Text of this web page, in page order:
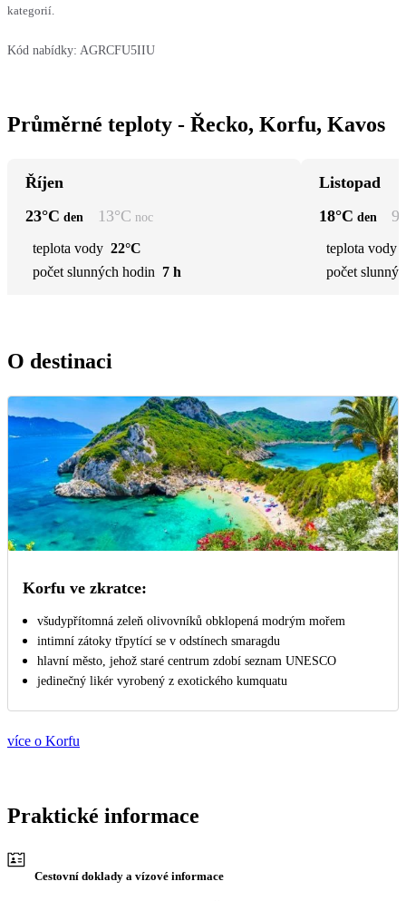
kategorií.
Kód nabídky: AGRCFU5IIU
Průměrné teploty - Řecko, Korfu, Kavos
Říjen
23°C den 13°C noc
teplota vody 22°C
počet slunných hodin 7 h
Listopad
18°C den 9
teplota vody
počet
O destinaci
Korfu ve zkratce:
všudypřítomná zeleň olivovníků obklopená modrým mořem
intimní zátoky třpytící se v odstínech smaragdu
hlavní město, jehož staré centrum zdobí seznam UNESCO
jedinečný likér vyrobený z exotického kumquatu
více o Korfu
Praktické informace
Cestovní doklady a vízové informace